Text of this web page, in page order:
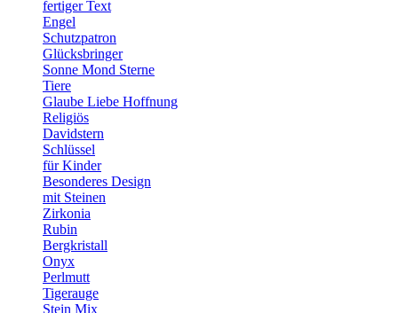
fertiger Text
Engel
Schutzpatron
Glücksbringer
Sonne Mond Sterne
Tiere
Glaube Liebe Hoffnung
Religiös
Davidstern
Schlüssel
für Kinder
Besonderes Design
mit Steinen
Zirkonia
Rubin
Bergkristall
Onyx
Perlmutt
Tigerauge
Stein Mix